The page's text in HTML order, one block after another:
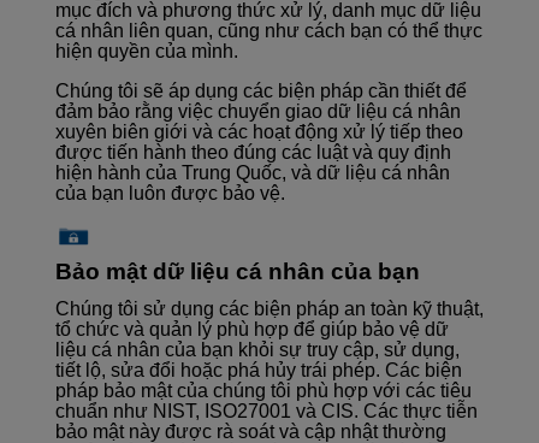
mục đích và phương thức xử lý, danh mục dữ liệu
cá nhân liên quan, cũng như cách bạn có thể thực
hiện quyền của mình.
Chúng tôi sẽ áp dụng các biện pháp cần thiết để
đảm bảo rằng việc chuyển giao dữ liệu cá nhân
xuyên biên giới và các hoạt động xử lý tiếp theo
được tiến hành theo đúng các luật và quy định
hiện hành của Trung Quốc, và dữ liệu cá nhân
của bạn luôn được bảo vệ.
Bảo mật dữ liệu cá nhân của bạn
Chúng tôi sử dụng các biện pháp an toàn kỹ thuật,
tổ chức và quản lý phù hợp để giúp bảo vệ dữ
liệu cá nhân của bạn khỏi sự truy cập, sử dụng,
tiết lộ, sửa đổi hoặc phá hủy trái phép. Các biện
pháp bảo mật của chúng tôi phù hợp với các tiêu
chuẩn như NIST, ISO27001 và CIS. Các thực tiễn
bảo mật này được rà soát và cập nhật thường